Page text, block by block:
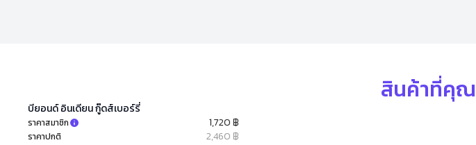
สินค้าที่คุณ
บียอนด์ อินเดียน กู๊ดส์เบอร์รี่
ราคาสมาชิก 1,720 ฿
ราคาปกติ 2,460 ฿